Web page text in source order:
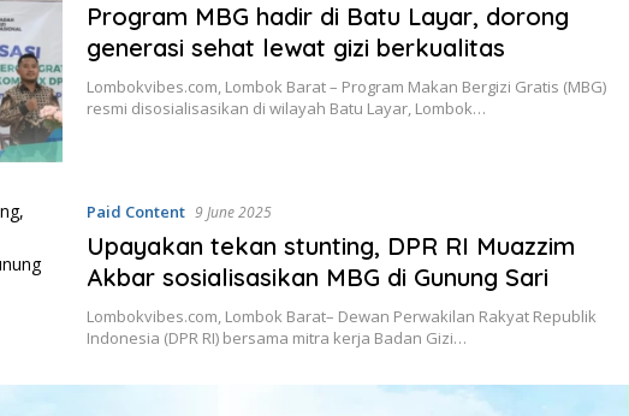
Program MBG hadir di Batu Layar, dorong
generasi sehat lewat gizi berkualitas
Lombokvibes.com, Lombok Barat – Program Makan Bergizi Gratis (MBG)
resmi disosialisasikan di wilayah Batu Layar, Lombok…
Paid Content 9 June 2025
Upayakan tekan stunting, DPR RI Muazzim
Akbar sosialisasikan MBG di Gunung Sari
Lombokvibes.com, Lombok Barat– Dewan Perwakilan Rakyat Republik
Indonesia (DPR RI) bersama mitra kerja Badan Gizi…